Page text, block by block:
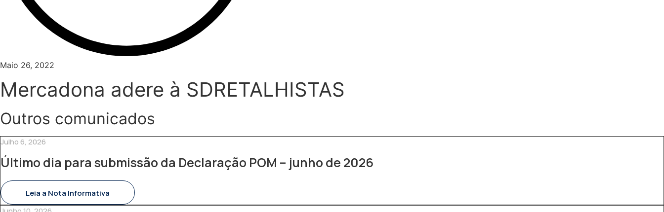
Maio 26, 2022
Mercadona adere à SDRETALHISTAS
Outros comunicados
Julho 6, 2026
Último dia para submissão da Declaração POM – junho de 2026
Leia a Nota Informativa